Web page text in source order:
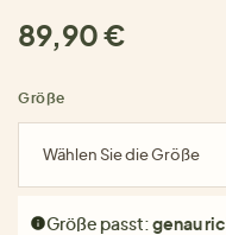
89,90 €
Größe
Wählen Sie die Größe
Größe passt:genau